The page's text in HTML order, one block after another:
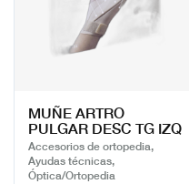
MUÑE ARTRO
PULGAR DESC TG IZQ
Accesorios de ortopedia,
Ayudas técnicas,
Óptica/Ortopedia